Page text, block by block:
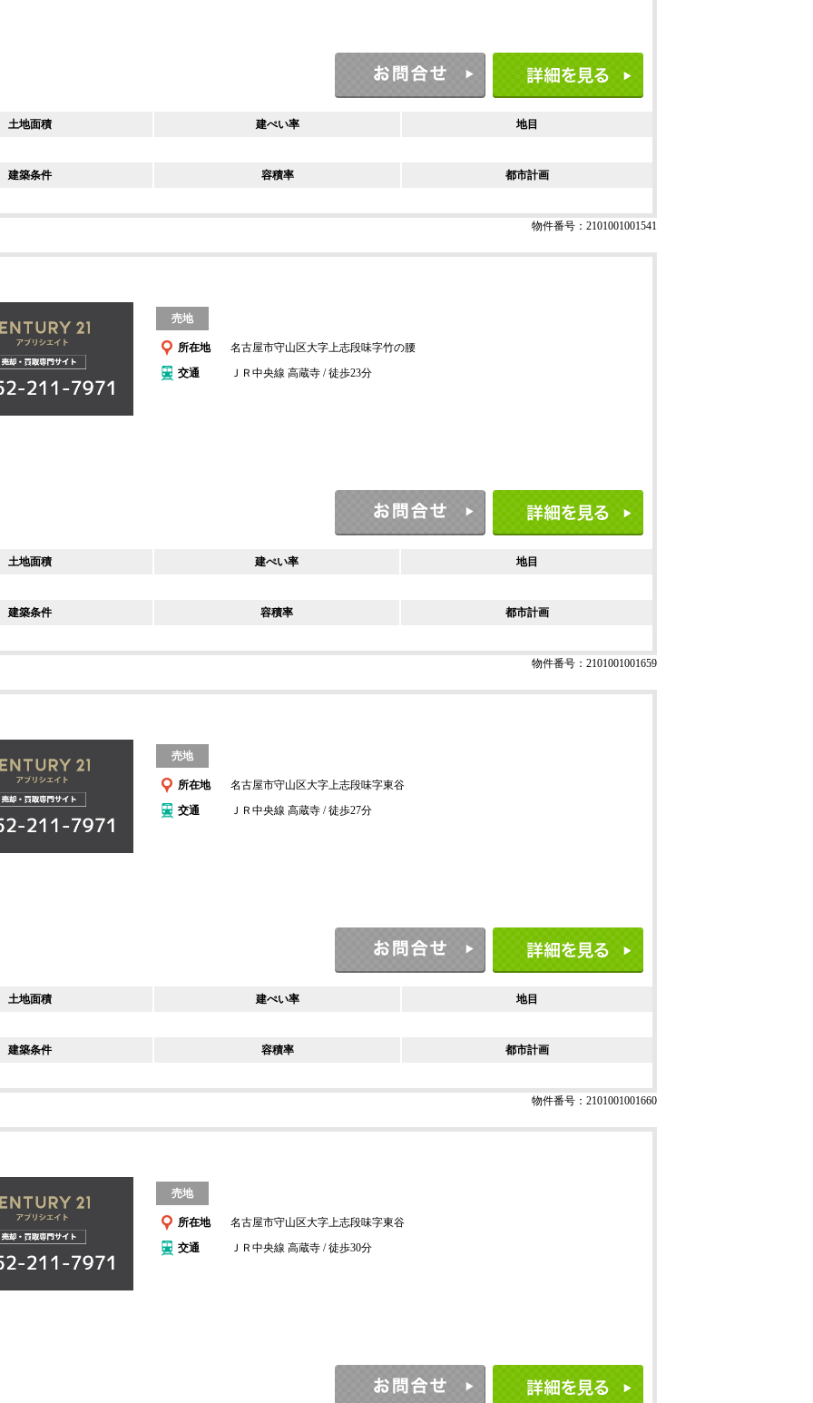
土地面積 建ぺい率 地目
建築条件 容積率 都市計画
物件番号：2101001001541
売地
所在地
名古屋市守山区大字上志段味字竹の腰
交通
ＪＲ中央線 高蔵寺 / 徒歩23分
土地面積 建ぺい率 地目
建築条件 容積率 都市計画
物件番号：2101001001659
売地
所在地
名古屋市守山区大字上志段味字東谷
交通
ＪＲ中央線 高蔵寺 / 徒歩27分
土地面積 建ぺい率 地目
建築条件 容積率 都市計画
物件番号：2101001001660
売地
所在地
名古屋市守山区大字上志段味字東谷
交通
ＪＲ中央線 高蔵寺 / 徒歩30分